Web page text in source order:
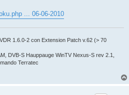
... 06-06-2010
1.6.0-2 con Extension Patch v.62 (> 70
DVB-S Hauppauge WinTV Nexus-S rev 2.1,
Terratec